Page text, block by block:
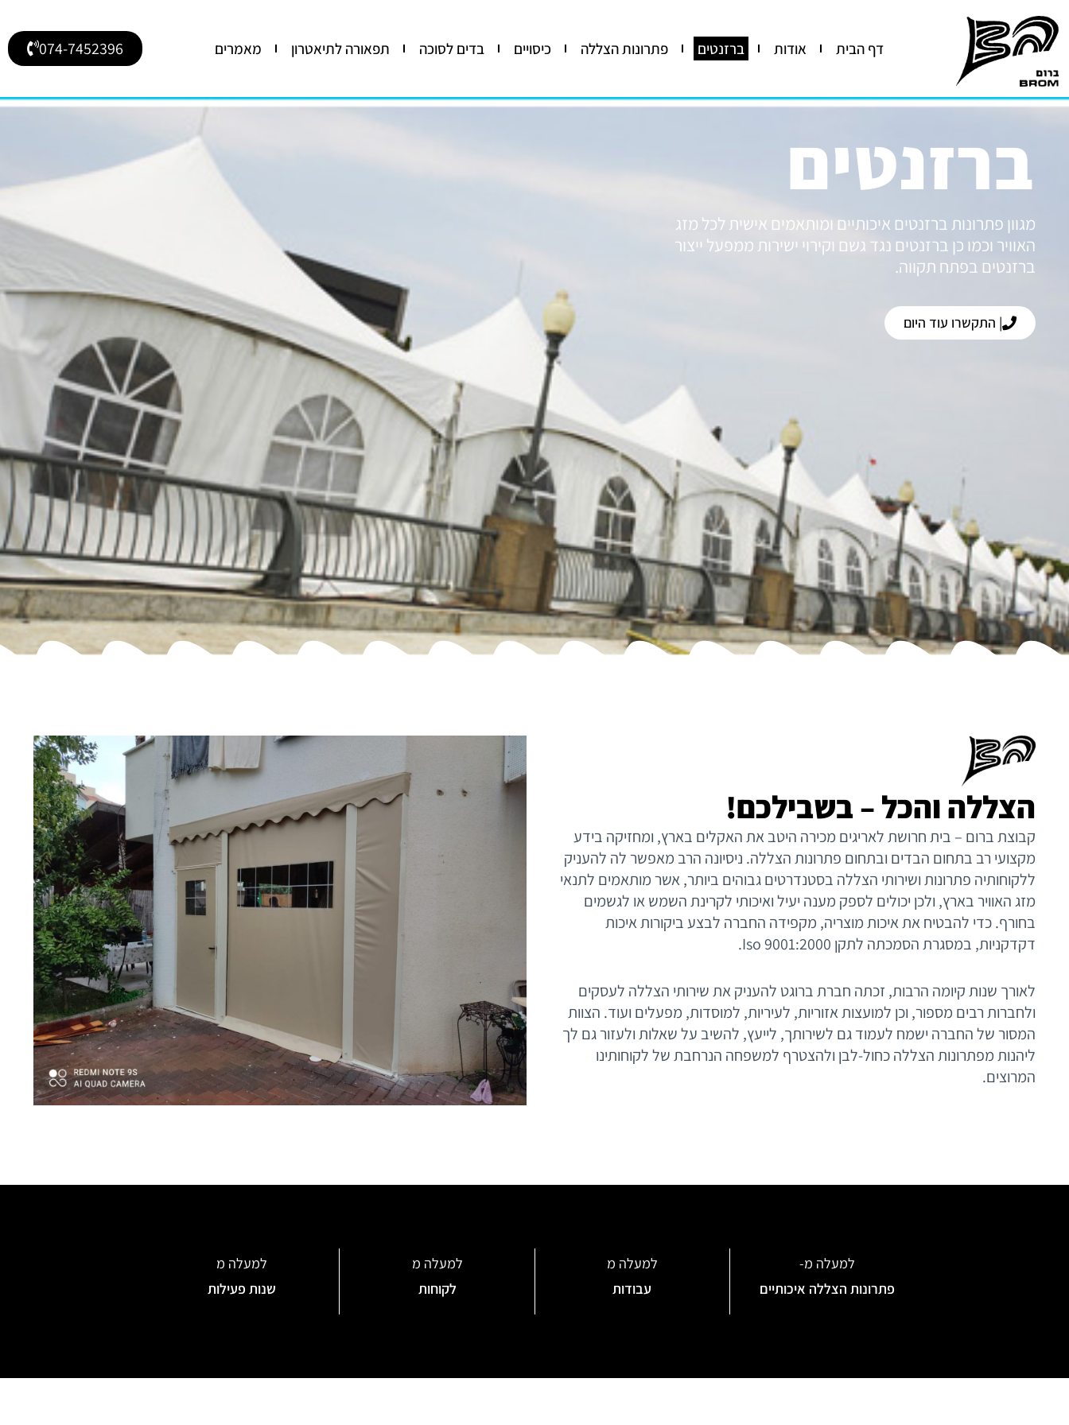
דף הבית אודות ברזנטים פתרונות הצללה כיסויים בדים לסוכה תפאורה לתיאטרון מאמרים 074-7452396
ברזנטים
מגוון פתרונות ברזנטים איכותיים ומותאמים אישית לכל מזג
האוויר וכמו כן ברזנטים נגד גשם וקירוי ישירות ממפעל ייצור
ברזנטים בפתח תקווה.
| התקשרו עוד היום
הצללה והכל – בשבילכם!
קבוצת ברום – בית חרושת לאריגים מכירה היטב את האקלים בארץ, ומחזיקה בידע
מקצועי רב בתחום הבדים ובתחום פתרונות הצללה. ניסיונה הרב מאפשר לה להעניק
ללקוחותיה פתרונות ושירותי הצללה בסטנדרטים גבוהים ביותר, אשר מותאמים לתנאי
מזג האוויר בארץ, ולכן יכולים לספק מענה יעיל ואיכותי לקרינת השמש או לגשמים
בחורף. כדי להבטיח את איכות מוצריה, מקפידה החברה לבצע ביקורות איכות
דקדקניות, במסגרת הסמכתה לתקן Iso 9001:2000.
לאורך שנות קיומה הרבות, זכתה חברת ברוגט להעניק את שירותי הצללה לעסקים
ולחברות רבים מספור, וכן למועצות אזוריות, לעיריות, למוסדות, מפעלים ועוד. הצוות
המסור של החברה ישמח לעמוד גם לשירותך, לייעץ, להשיב על שאלות ולעזור גם לך
ליהנות מפתרונות הצללה כחול-לבן ולהצטרף למשפחה הנרחבת של לקוחותינו
המרוצים.
למעלה מ-
פתרונות הצללה איכותיים
למעלה מ
עבודות
למעלה מ
לקוחות
למעלה מ
שנות פעילות